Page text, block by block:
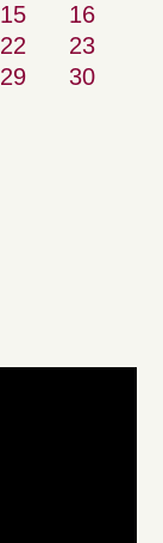
15
16
22
23
29
30